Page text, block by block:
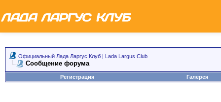
Официальный Лада Ларгус Клуб | Lada Largus Club
Сообщение форума
Регистрация Галерея